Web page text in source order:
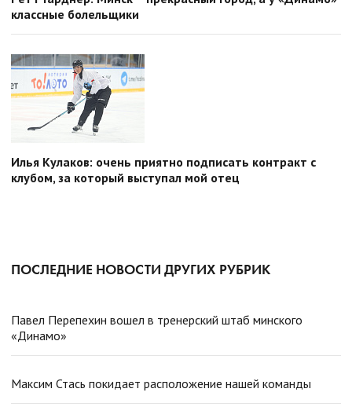
классные болельщики
Илья Кулаков: очень приятно подписать контракт с
клубом, за который выступал мой отец
ПОСЛЕДНИЕ НОВОСТИ ДРУГИХ РУБРИК
Павел Перепехин вошел в тренерский штаб минского
«Динамо»
Максим Стась покидает расположение нашей команды